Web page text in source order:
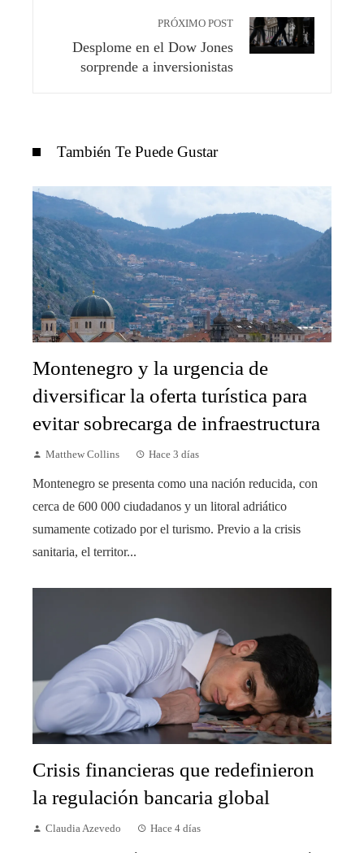
PRÓXIMO POST
Desplome en el Dow Jones
sorprende a inversionistas
También Te Puede Gustar
Montenegro y la urgencia de
diversificar la oferta turística para
evitar sobrecarga de infraestructura
Matthew Collins Hace 3 días
Montenegro se presenta como una nación reducida, con
cerca de 600 000 ciudadanos y un litoral adriático
sumamente cotizado por el turismo. Previo a la crisis
sanitaria, el territor...
Crisis financieras que redefinieron
la regulación bancaria global
Claudia Azevedo Hace 4 días